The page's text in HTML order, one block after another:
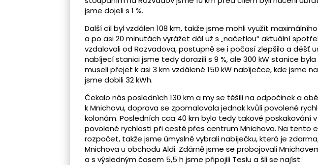
jsme dojeli s 1 %.
Další cíl byl vzdálen 108 km, takže jsme mohli využít
a po asi 20 minutách vyrážet dál už s „načetlou“ aktuální
vzdalovali od Rozvadova, postupně se i počasí zlepšilo a déšť
nabíjecí stanici jsme tedy dorazili s 9 %, ale 300 kW stanice
museli přejet k asi 3 km vzdálené 150 kW nabíječce, kde jsme
jsme dobili 32 kWh.
Čekalo nás posledních 130 km a my se těšili na odpočinek a
k Mnichovu, doprava se zpomalovala jednak kvůli povolené
kolonám. Posledních cca 40 km bylo tedy takové poskakování
povolené rychlosti při cestě přes centrum Mnichova. Na tento
rozpočet, takže jsme úmyslně vybrali nabíječku, která je
Mnichova u obchodu Aldi. Zdárně jsme se probojovali
a s výsledným časem 5,5 h jsme připojili Teslu a šli se najíst.